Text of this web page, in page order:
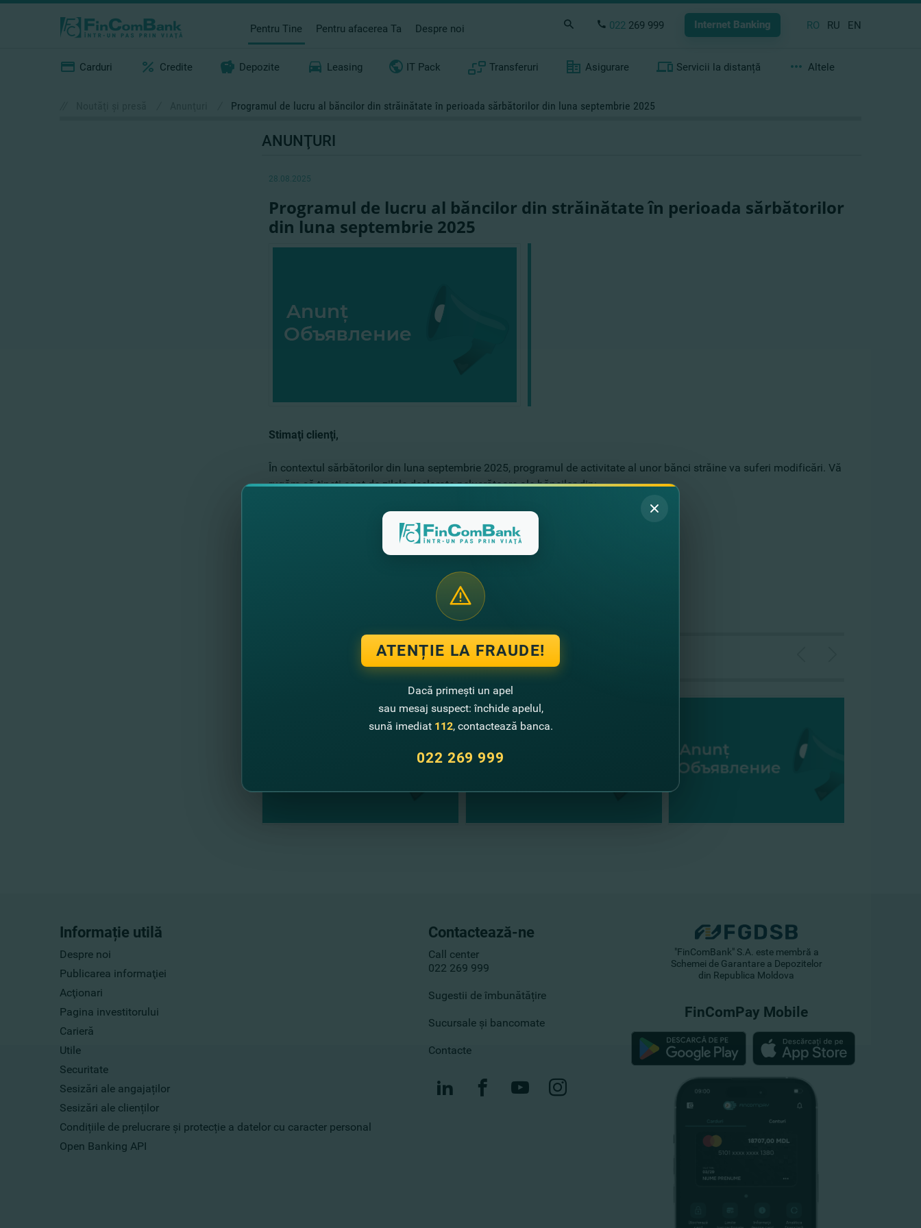
Pentru Tine Pentru afacerea Ta Despre noi 022 269 999 Internet Banking RO RU EN
Carduri Credite Depozite Leasing IT Pack Transferuri Asigurare Servicii la distanță Altele
Programul de lucru al băncilor din străinătate în perioada sărbătorilor din luna septembrie 2025
ANUNŢURI
28.08.2025
Programul de lucru al băncilor din străinătate în perioada sărbătorilor
din luna septembrie 2025
Stimaţi clienţi,
În contextul sărbătorilor din luna septembrie 2025, programul de activitate al unor bănci străine va suferi modificări. Vă
rugăm să ţineţi cont de zilele declarate nelucrătoare ale băncilor din:
01 Septembrie 2025 – Labor Day [No Settlement]
Alte noutăţi
Informație utilă
Despre noi
Publicarea informaţiei
Acţionari
Pagina investitorului
Carieră
Utile
Securitate
Sesizări ale angajaților
Sesizări ale clienților
Condițiile de prelucrare și protecție a datelor cu caracter personal
Open Banking API
Contactează-ne
Call center
022 269 999
Sugestii de îmbunătățire
Sucursale și bancomate
Contacte
"FinComBank" S.A. este membră a
Schemei de Garantare a Depozitelor
din Republica Moldova
FinComPay Mobile
ATENȚIE LA FRAUDE!
Dacă primești un apel
sau mesaj suspect: închide apelul,
sună imediat 112, contactează banca.
022 269 999